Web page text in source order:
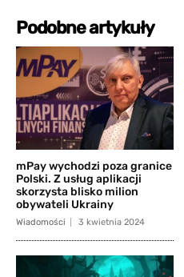
Podobne artykuły
mPay wychodzi poza granice
Polski. Z usług aplikacji
skorzysta blisko milion
obywateli Ukrainy
Wiadomości 3 kwietnia 2024